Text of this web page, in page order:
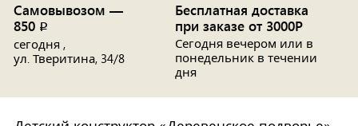
Самовывозом —
850 p
сегодня ,
ул. Тверитина, 34/8
Бесплатная доставка
при заказе от 3000Р
Сегодня вечером или в
понедельник в течении
дня